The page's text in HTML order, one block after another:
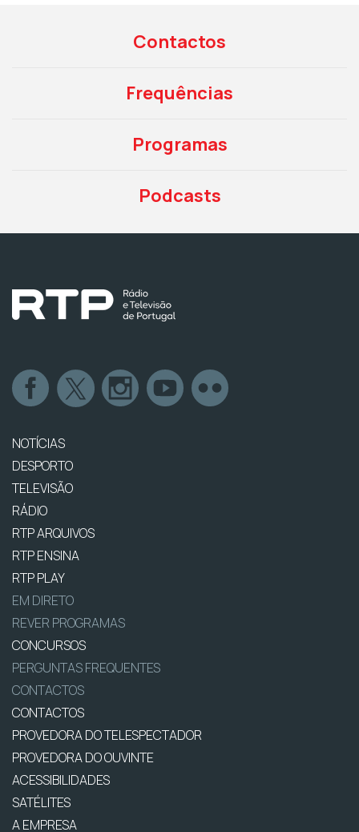
Contactos
Frequências
Programas
Podcasts
NOTÍCIAS
DESPORTO
TELEVISÃO
RÁDIO
RTP ARQUIVOS
RTP ENSINA
RTP PLAY
EM DIRETO
REVER PROGRAMAS
CONCURSOS
PERGUNTAS FREQUENTES
CONTACTOS
CONTACTOS
PROVEDORA DO TELESPECTADOR
PROVEDORA DO OUVINTE
ACESSIBILIDADES
SATÉLITES
A EMPRESA